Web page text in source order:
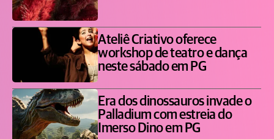
Ateliê Criativo oferece
workshop de teatro e dança
neste sábado em PG
Era dos dinossauros invade o
Palladium com estreia do
Imerso Dino em PG